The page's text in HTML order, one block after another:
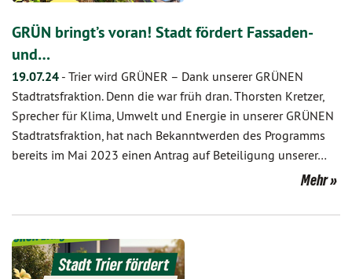
GRÜN bringt’s voran! Stadt fördert Fassaden-
und…
19.07.24 - Trier wird GRÜNER – Dank unserer GRÜNEN
Stadtratsfraktion. Denn die war früh dran. Thorsten Kretzer,
Sprecher für Klima, Umwelt und Energie in unserer GRÜNEN
Stadtratsfraktion, hat nach Bekanntwerden des Programms
bereits im Mai 2023 einen Antrag auf Beteiligung unserer…
Mehr